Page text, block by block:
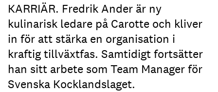
KARRIÄR. Fredrik Ander är ny
kulinarisk ledare på Carotte och kliver
in för att stärka en organisation i
kraftig tillväxtfas. Samtidigt fortsätter
han sitt arbete som Team Manager för
Svenska Kocklandslaget.